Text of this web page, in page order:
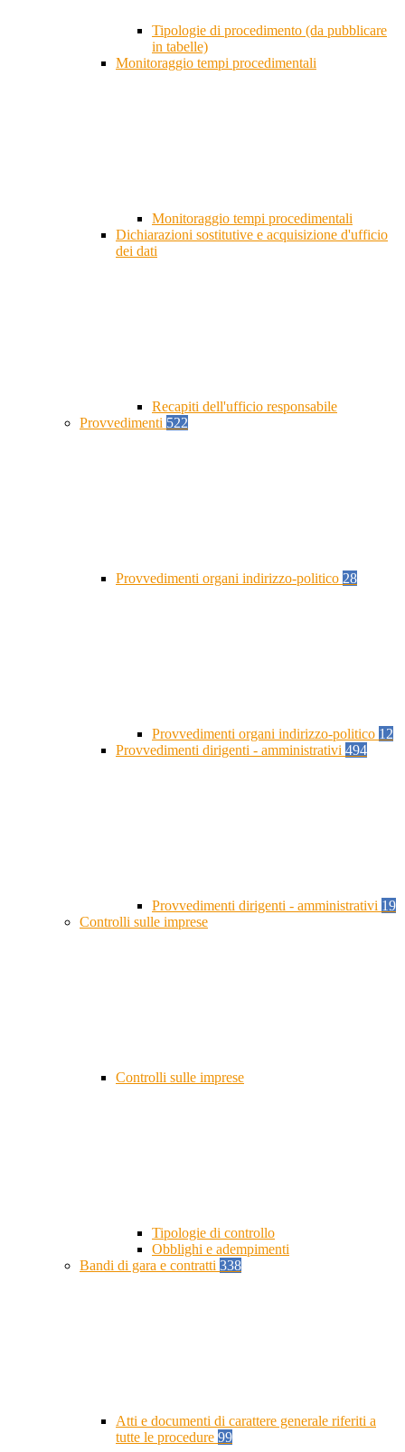
Tipologie di procedimento (da pubblicare
in tabelle)
Monitoraggio tempi procedimentali
Monitoraggio tempi procedimentali
Dichiarazioni sostitutive e acquisizione d'ufficio
dei dati
Recapiti dell'ufficio responsabile
Provvedimenti 522
Provvedimenti organi indirizzo-politico 28
Provvedimenti organi indirizzo-politico 12
Provvedimenti dirigenti - amministrativi 494
Provvedimenti dirigenti - amministrativi 19
Controlli sulle imprese
Controlli sulle imprese
Tipologie di controllo
Obblighi e adempimenti
Bandi di gara e contratti 338
Atti e documenti di carattere generale riferiti a
tutte le procedure 99